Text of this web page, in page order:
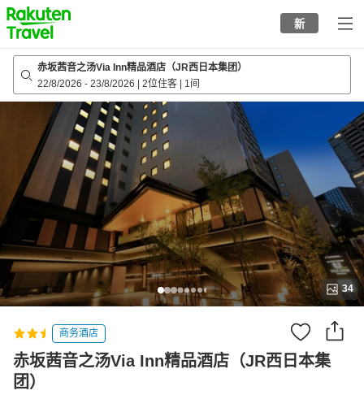
to
top
page
新
赤坂茜音之汤Via Inn精品酒店（JR西日本集团）
22/8/2026 - 23/8/2026 2位住客 1间
34
商务酒店
赤坂茜音之汤Via Inn精品酒店（JR西日本集
团）